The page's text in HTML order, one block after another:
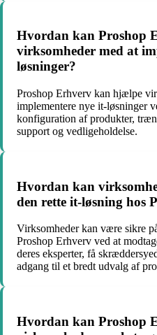
Hvordan kan Proshop
virksomheder med at
løsninger?
Proshop Erhverv kan hjælpe
implementere nye it-løsninger
konfiguration af produkter,
support og vedligeholdelse.
Hvordan kan
den rette it-løsning hos
Virksomheder kan være sikre
Proshop Erhverv ved at
deres eksperter, få
adgang til et bredt udvalg af
Hvordan kan Proshop